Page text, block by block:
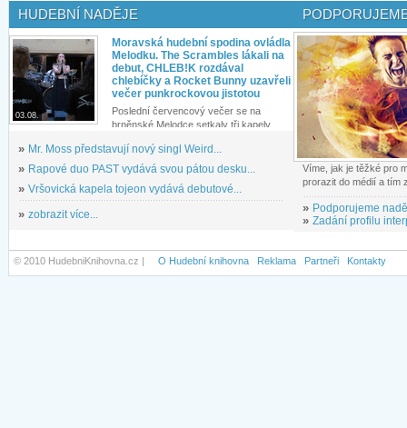
HUDEBNÍ NADĚJE
03.08.
Moravská hudební spodina ovládla
Melodku. The Scrambles lákali na
debut, CHLEB!K rozdával
chlebíčky a Rocket Bunny uzavřeli
večer punkrockovou jistotou
Poslední červencový večer se na
brněnské Melodce setkaly tři kapely...
» Mr. Moss představují nový singl Weird...
» Rapové duo PAST vydává svou pátou desku...
» Vršovická kapela tojeon vydává debutové...
» zobrazit více...
Víme, jak je těžké pro
prorazit do médií a tím
» Podporujeme
» Zadání profilu
© 2010 HudebniKnihovna.cz | O Hudební knihovna Reklama Partneři Kontakty